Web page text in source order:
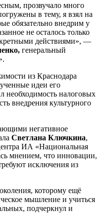
прозвучало много
в тему, я взял на
обязательно внедрим у
не осталось только
действиями», —
генеральный
из Краснодара
идеи его
необходимость налоговых
внедрения культурного
негативное
Светлана Ключкина,
ИА «Национальная
мнением, что инновации,
исключения из
которому ещё
мышление и учиться
подчеркнул и